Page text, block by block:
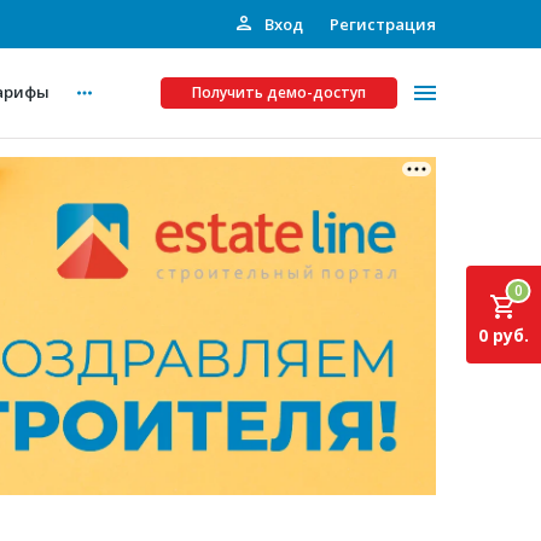
Вход Регистрация
Получить демо-доступ
Платные услуги
Рекламодателям
Инвестпроекты
Подписка на Базу
0
0 руб.